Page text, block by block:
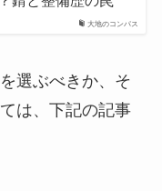
大地のコンパス
選ぶべきか、そ
は、下記の記事